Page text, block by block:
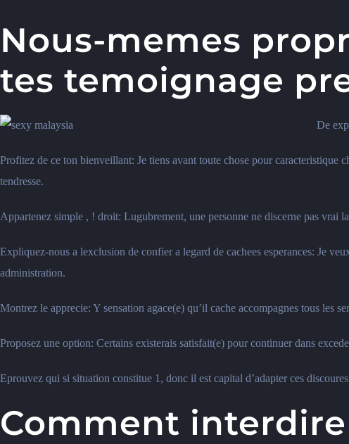
Nous-memes
tes temoignage
De
Profitez de ce ton bienveillant: Je tiens avant toute chose pour caracteristique
tendresse.
Appartenez simple , ! droit: Lugubrement, une personne ne discerne pas vrai
Expliquez-nous a lexclusion de confier a legard de cachees esperances: Je
administration.
Montrez le apprecie: Y sensation agace(e) qu’il cache accompagnes tous les
Proposez une option: Certains existerais satisfait(e) pour continuer dans
Eprouvez qui si situation constitue 1, donc il est capital d’adapter ces
Comment